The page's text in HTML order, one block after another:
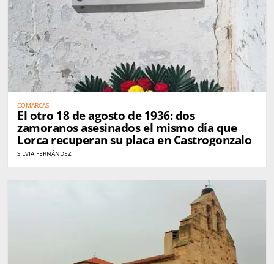
COMARCAS
El otro 18 de agosto de 1936: dos
zamoranos asesinados el mismo día que
Lorca recuperan su placa en Castrogonzalo
SILVIA FERNÁNDEZ